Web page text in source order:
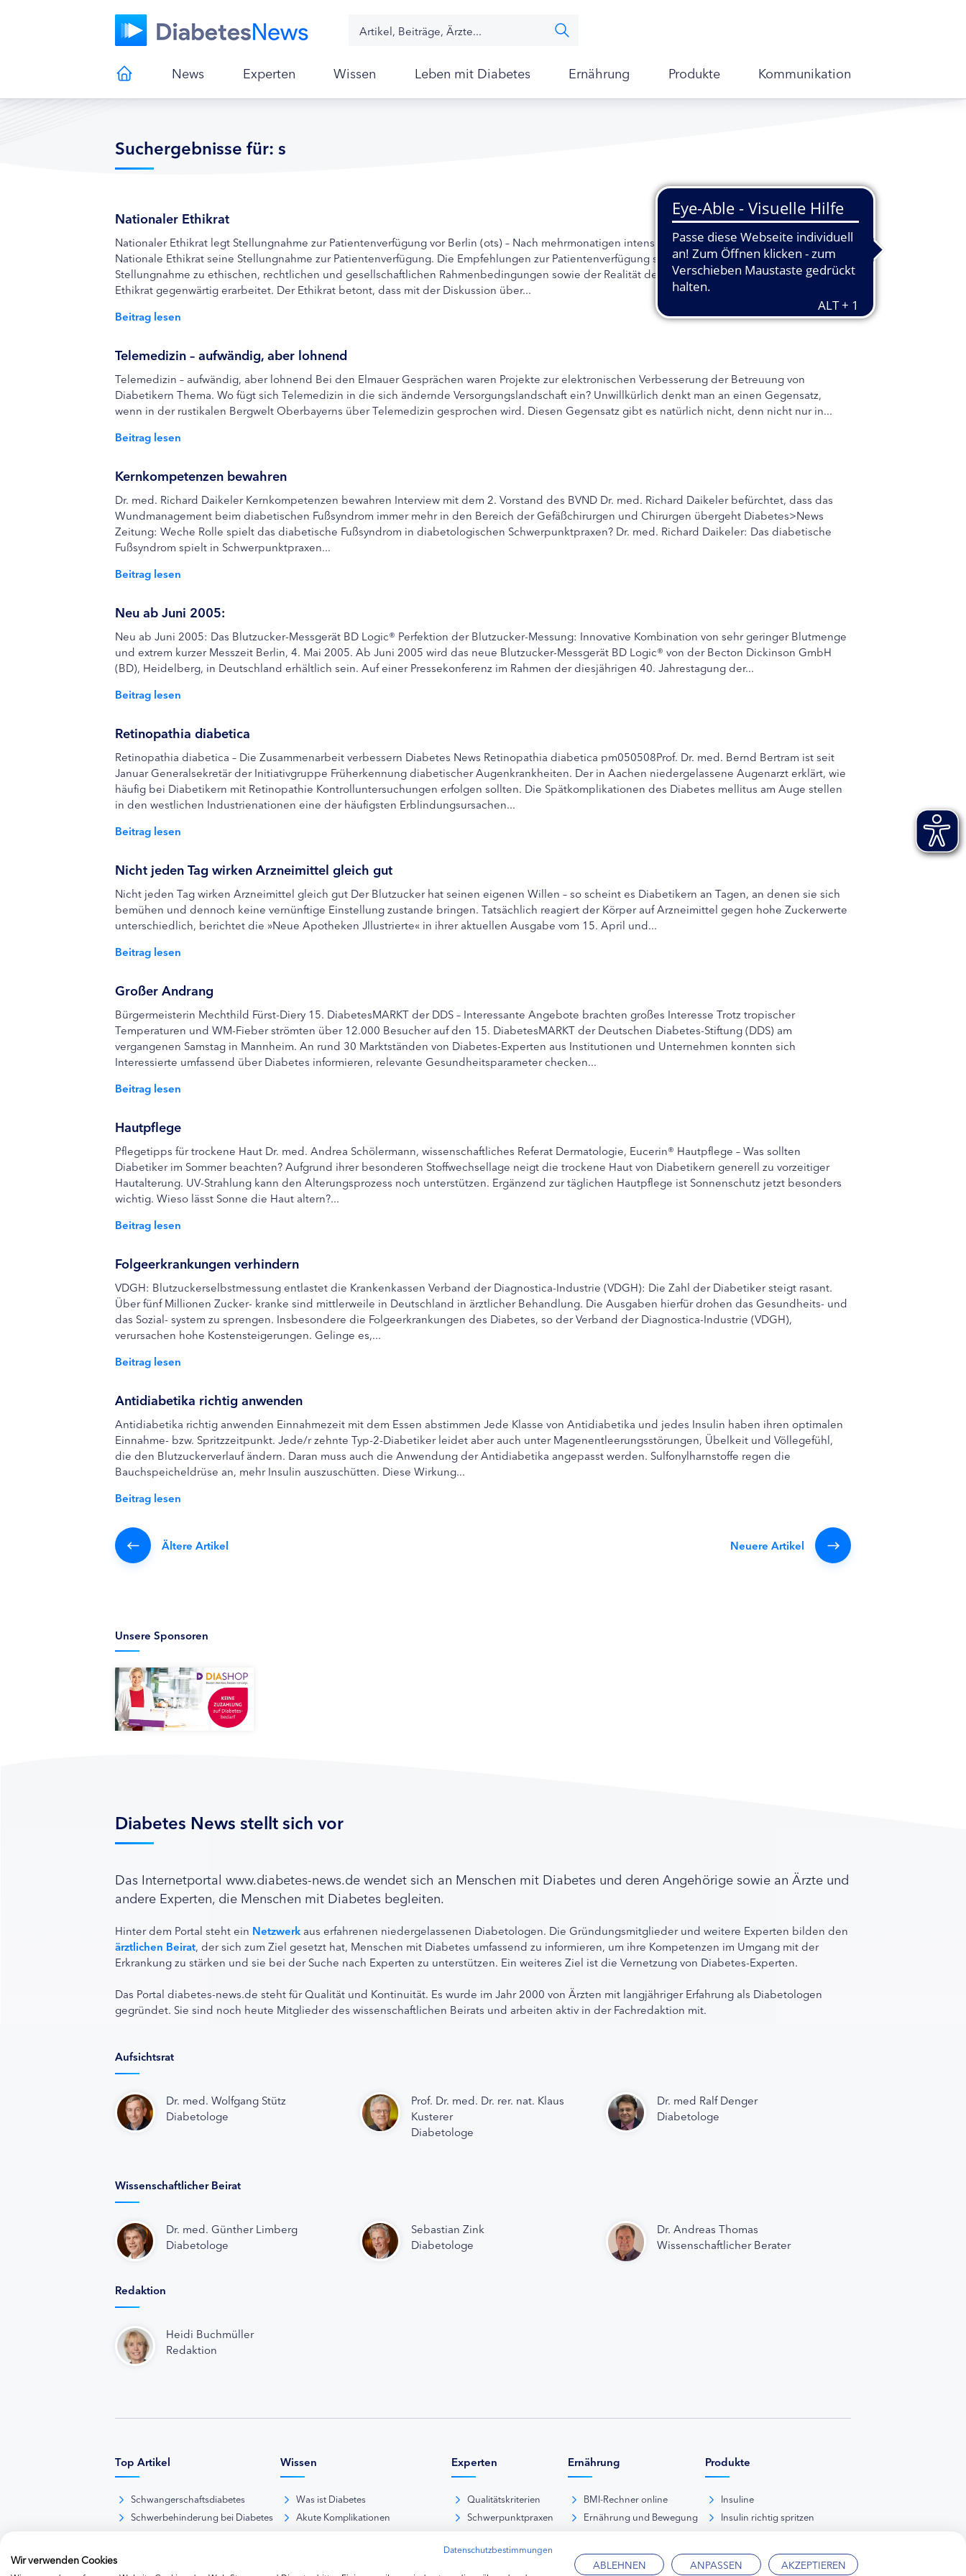
News Experten Wissen Leben mit Diabetes Ernährung Produkte Kommunikation
Suchergebnisse für: s
Nationaler Ethikrat
Nationaler Ethikrat legt Stellungnahme zur Patientenverfügung vor Berlin (ots) – Nach mehrmonatigen intensiven Beratungen veröffentlicht der
Nationale Ethikrat seine Stellungnahme zur Patientenverfügung. Die Empfehlungen zur Patientenverfügung sind Teil einer umfassenden
Stellungnahme zu ethischen, rechtlichen und gesellschaftlichen Rahmenbedingungen sowie der Realität der Sterbebegleitung, die der Nationale
Ethikrat gegenwärtig erarbeitet. Der Ethikrat betont, dass mit der Diskussion über...
Beitrag lesen
Telemedizin – aufwändig, aber lohnend
Telemedizin – aufwändig, aber lohnend Bei den Elmauer Gesprächen waren Projekte zur elektronischen Verbesserung der Betreuung von
Diabetikern Thema. Wo fügt sich Telemedizin in die sich ändernde Versorgungslandschaft ein? Unwillkürlich denkt man an einen Gegensatz,
wenn in der rustikalen Bergwelt Oberbayerns über Telemedizin gesprochen wird. Diesen Gegensatz gibt es natürlich nicht, denn nicht nur in...
Beitrag lesen
Kernkompetenzen bewahren
Dr. med. Richard Daikeler Kernkompetenzen bewahren Interview mit dem 2. Vorstand des BVND Dr. med. Richard Daikeler befürchtet, dass das
Wundmanagement beim diabetischen Fußsyndrom immer mehr in den Bereich der Gefäßchirurgen und Chirurgen übergeht Diabetes>News
Zeitung: Weche Rolle spielt das diabetische Fußsyndrom in diabetologischen Schwerpunktpraxen? Dr. med. Richard Daikeler: Das diabetische
Fußsyndrom spielt in Schwerpunktpraxen...
Beitrag lesen
Neu ab Juni 2005:
Neu ab Juni 2005: Das Blutzucker-Messgerät BD Logic® Perfektion der Blutzucker-Messung: Innovative Kombination von sehr geringer Blutmenge
und extrem kurzer Messzeit Berlin, 4. Mai 2005. Ab Juni 2005 wird das neue Blutzucker-Messgerät BD Logic® von der Becton Dickinson GmbH
(BD), Heidelberg, in Deutschland erhältlich sein. Auf einer Pressekonferenz im Rahmen der diesjährigen 40. Jahrestagung der...
Beitrag lesen
Retinopathia diabetica
Retinopathia diabetica – Die Zusammenarbeit verbessern Diabetes News Retinopathia diabetica pm050508Prof. Dr. med. Bernd Bertram ist seit
Januar Generalsekretär der Initiativgruppe Früherkennung diabetischer Augenkrankheiten. Der in Aachen niedergelassene Augenarzt erklärt, wie
häufig bei Diabetikern mit Retinopathie Kontrolluntersuchungen erfolgen sollten. Die Spätkomplikationen des Diabetes mellitus am Auge stellen
in den westlichen Industrienationen eine der häufigsten Erblindungsursachen...
Beitrag lesen
Nicht jeden Tag wirken Arzneimittel gleich gut
Nicht jeden Tag wirken Arzneimittel gleich gut Der Blutzucker hat seinen eigenen Willen – so scheint es Diabetikern an Tagen, an denen sie sich
bemühen und dennoch keine vernünftige Einstellung zustande bringen. Tatsächlich reagiert der Körper auf Arzneimittel gegen hohe Zuckerwerte
unterschiedlich, berichtet die »Neue Apotheken Jllustrierte« in ihrer aktuellen Ausgabe vom 15. April und...
Beitrag lesen
Großer Andrang
Bürgermeisterin Mechthild Fürst-Diery 15. DiabetesMARKT der DDS – Interessante Angebote brachten großes Interesse Trotz tropischer
Temperaturen und WM-Fieber strömten über 12.000 Besucher auf den 15. DiabetesMARKT der Deutschen Diabetes-Stiftung (DDS) am
vergangenen Samstag in Mannheim. An rund 30 Marktständen von Diabetes-Experten aus Institutionen und Unternehmen konnten sich
Interessierte umfassend über Diabetes informieren, relevante Gesundheitsparameter checken...
Beitrag lesen
Hautpflege
Pflegetipps für trockene Haut Dr. med. Andrea Schölermann, wissenschaftliches Referat Dermatologie, Eucerin® Hautpflege – Was sollten
Diabetiker im Sommer beachten? Aufgrund ihrer besonderen Stoffwechsellage neigt die trockene Haut von Diabetikern generell zu vorzeitiger
Hautalterung. UV-Strahlung kann den Alterungsprozess noch unterstützen. Ergänzend zur täglichen Hautpflege ist Sonnenschutz jetzt besonders
wichtig. Wieso lässt Sonne die Haut altern?...
Beitrag lesen
Folgeerkrankungen verhindern
VDGH: Blutzuckerselbstmessung entlastet die Krankenkassen Verband der Diagnostica-Industrie (VDGH): Die Zahl der Diabetiker steigt rasant.
Über fünf Millionen Zucker- kranke sind mittlerweile in Deutschland in ärztlicher Behandlung. Die Ausgaben hierfür drohen das Gesundheits- und
das Sozial- system zu sprengen. Insbesondere die Folgeerkrankungen des Diabetes, so der Verband der Diagnostica-Industrie (VDGH),
verursachen hohe Kostensteigerungen. Gelinge es,...
Beitrag lesen
Antidiabetika richtig anwenden
Antidiabetika richtig anwenden Einnahmezeit mit dem Essen abstimmen Jede Klasse von Antidiabetika und jedes Insulin haben ihren optimalen
Einnahme- bzw. Spritzzeitpunkt. Jede/r zehnte Typ-2-Diabetiker leidet aber auch unter Magenentleerungsstörungen, Übelkeit und Völlegefühl,
die den Blutzuckerverlauf ändern. Daran muss auch die Anwendung der Antidiabetika angepasst werden. Sulfonylharnstoffe regen die
Bauchspeicheldrüse an, mehr Insulin auszuschütten. Diese Wirkung...
Beitrag lesen
Neuere Artikel
Ältere Artikel
Unsere Sponsoren
Diabetes News stellt sich vor
Das Internetportal www.diabetes-news.de wendet sich an Menschen mit Diabetes und deren Angehörige sowie an Ärzte und
andere Experten, die Menschen mit Diabetes begleiten.
Hinter dem Portal steht ein Netzwerk aus erfahrenen niedergelassenen Diabetologen. Die Gründungsmitglieder und weitere Experten bilden den
ärztlichen Beirat, der sich zum Ziel gesetzt hat, Menschen mit Diabetes umfassend zu informieren, um ihre Kompetenzen im Umgang mit der
Erkrankung zu stärken und sie bei der Suche nach Experten zu unterstützen. Ein weiteres Ziel ist die Vernetzung von Diabetes-Experten.
Das Portal diabetes-news.de steht für Qualität und Kontinuität. Es wurde im Jahr 2000 von Ärzten mit langjähriger Erfahrung als Diabetologen
gegründet. Sie sind noch heute Mitglieder des wissenschaftlichen Beirats und arbeiten aktiv in der Fachredaktion mit.
Aufsichtsrat
Dr. med. Wolfgang Stütz
Diabetologe
Prof. Dr. med. Dr. rer. nat. Klaus
Kusterer
Diabetologe
Dr. med Ralf Denger
Diabetologe
Wissenschaftlicher Beirat
Dr. med. Günther Limberg
Diabetologe
Sebastian Zink
Diabetologe
Dr. Andreas Thomas
Wissenschaftlicher Berater
Redaktion
Heidi Buchmüller
Redaktion
Top Artikel
Schwangerschaftsdiabetes
Schwerbehinderung bei Diabetes
Wissen
Was ist Diabetes
Akute Komplikationen
Experten
Qualitätskriterien
Schwerpunktpraxen
Kliniken
Ernährung
BMI-Rechner online
Ernährung und Bewegung
Lebensmittelkunde
Produkte
Insuline
Insulin richtig spritzen
Datenschutzbestimmungen
Wir verwenden Cookies ABLEHNEN ANPASSEN AKZEPTIEREN